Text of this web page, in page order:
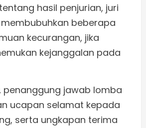
hasil penjurian, juri
beberapa
kecurangan, jika
kejanggalan pada
penanggung jawab lomba
ucapan selamat kepada
serta ungkapan terima